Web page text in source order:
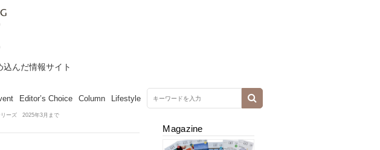
んだ情報サイト
Editor’s Choice Column Lifestyle
リーズ 2025年3月まで
Magazine